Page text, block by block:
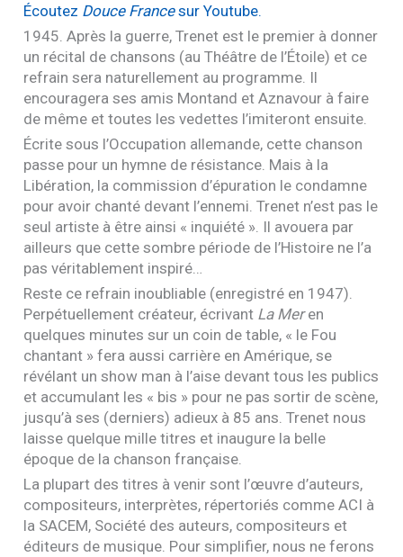
Écoutez Douce Francesur Youtube.
1945. Après la guerre, Trenet est le premier à donner
un récital de chansons (au Théâtre de l’Étoile) et ce
refrain sera naturellement au programme. Il
encouragera ses amis Montand et Aznavour à faire
de même et toutes les vedettes l’imiteront ensuite.
Écrite sous l’Occupation allemande, cette chanson
passe pour un hymne de résistance. Mais à la
Libération, la commission d’épuration le condamne
pour avoir chanté devant l’ennemi. Trenet n’est pas le
seul artiste à être ainsi « inquiété ». Il avouera par
ailleurs que cette sombre période de l’Histoire ne l’a
pas véritablement inspiré…
Reste ce refrain inoubliable (enregistré en 1947).
Perpétuellement créateur, écrivant La Meren
quelques minutes sur un coin de table, « le Fou
chantant » fera aussi carrière en Amérique, se
révélant un show man à l’aise devant tous les publics
et accumulant les « bis » pour ne pas sortir de scène,
jusqu’à ses (derniers) adieux à 85 ans. Trenet nous
laisse quelque mille titres et inaugure la belle
époque de la chanson française.
La plupart des titres à venir sont l’œuvre d’auteurs,
compositeurs, interprètes, répertoriés commeACI à
la SACEM, Société des auteurs, compositeurs et
éditeurs de musique. Pour simplifier, nous ne ferons